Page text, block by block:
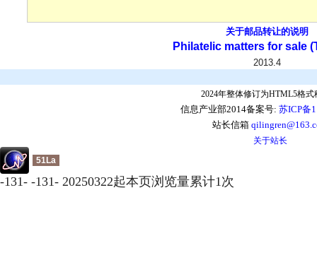
关于邮品转让的说明
Philatelic matters for sale
2013.4
2024年整体修订为HTML5格式
信息产业部2014备案号: 苏ICP备
站长信箱
关于站长
51La
-131- -131- 20250322起本页浏览量累计1次